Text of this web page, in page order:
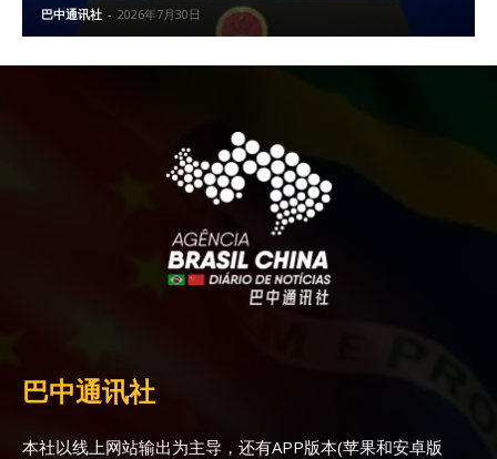
巴中通讯社 - 2026年7月30日
巴中通讯社
本社以线上网站输出为主导，还有APP版本(苹果和安卓版